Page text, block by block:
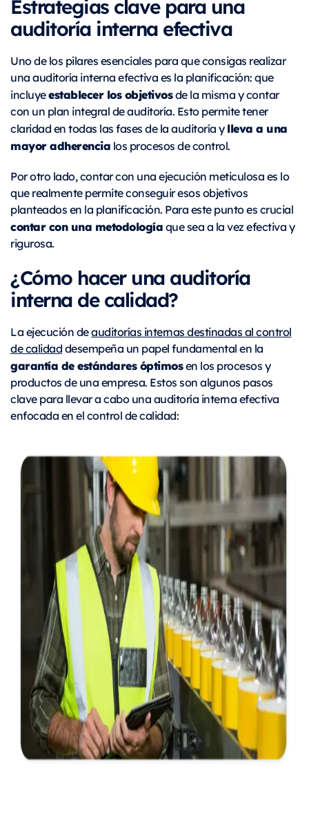
Estrategias clave para una
auditoría interna efectiva
Uno de los pilares esenciales para que consigas realizar
una auditoría interna efectiva es la planificación: que
incluyeestablecer los objetivosde la misma y contar
con un plan integral de auditoría. Esto permite tener
claridad en todas las fases de la auditoría ylleva a una
mayor adherencia los procesos de control.
Por otro lado, contar con una ejecución meticulosa es lo
que realmente permite conseguir esos objetivos
planteados en la planificación. Para este punto es crucial
contar con una metodologíaque sea a la vez efectiva y
rigurosa.
¿Cómo hacer una auditoría
interna de calidad?
La ejecución deauditorías internas destinadas al control
de calidaddesempeña un papel fundamental en la
garantía de estándares óptimosen los procesos y
productos de una empresa. Estos son algunos pasos
clave para llevar a cabo una auditoría interna efectiva
enfocada en el control de calidad: